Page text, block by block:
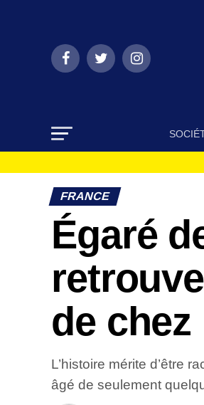
FRANCE
Égaré
de chez
L’histoire mérite d’être
âgé de seulement